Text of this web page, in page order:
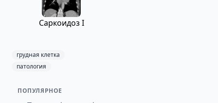
Саркоидоз I
грудная клетка
патология
ПОПУЛЯРНОЕ